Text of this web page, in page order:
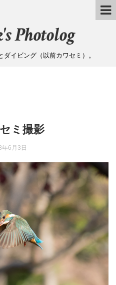
Photolog
イビング（以前カワセミ）。
ミ撮影
年6月3日